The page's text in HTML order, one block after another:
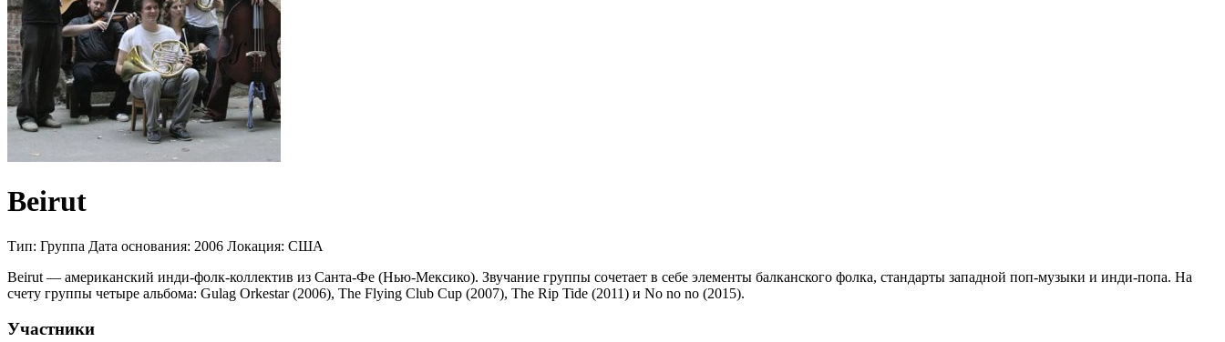
Beirut
Тип: Группа Дата основания: 2006 Локация: США
Beirut — американский инди-фолк-коллектив из Санта-Фе (Нью-Мексико). Звучание группы сочетает в себе элементы балканского фолка, стандарты западной поп-музыки и инди-попа. На
счету группы четыре альбома: Gulag Orkestar (2006), The Flying Club Cup (2007), The Rip Tide (2011) и No no no (2015).
Участники